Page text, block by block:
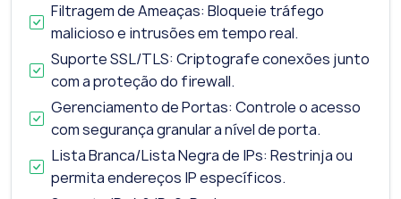
Filtragem de Ameaças: Bloqueie tráfego
malicioso e intrusões em tempo real.
Suporte SSL/TLS: Criptografe conexões junto
com a proteção do firewall.
Gerenciamento de Portas: Controle o acesso
com segurança granular a nível de porta.
Lista Branca/Lista Negra de IPs: Restrinja ou
permita endereços IP específicos.